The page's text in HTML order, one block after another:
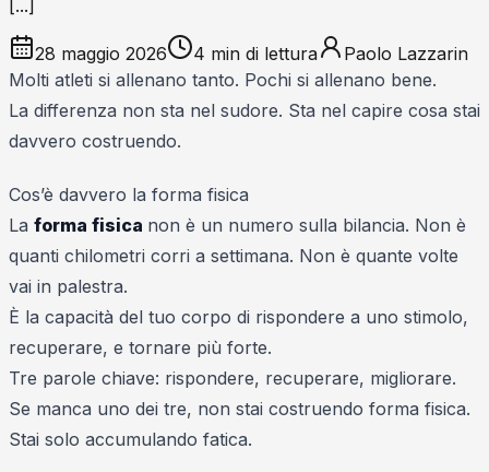
[...]
28 maggio 2026 4 min di lettura
Paolo Lazzarin
Molti atleti si allenano tanto. Pochi si allenano bene.
La differenza non sta nel sudore. Sta nel capire cosa stai
davvero costruendo.
Cos’è davvero la forma fisica
La forma fisica non è un numero sulla bilancia. Non è
quanti chilometri corri a settimana. Non è quante volte
vai in palestra.
È la capacità del tuo corpo di rispondere a uno stimolo,
recuperare, e tornare più forte.
Tre parole chiave: rispondere, recuperare, migliorare.
Se manca uno dei tre, non stai costruendo forma fisica.
Stai solo accumulando fatica.